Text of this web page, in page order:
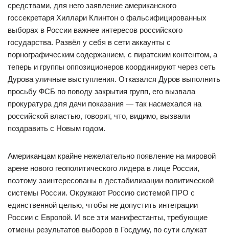
средствами, для него заявление американского
госсекретаря Хиллари Клинтон о фальсифицированных
выборах в России важнее интересов российского
государства. Развёл у себя в сети аккаунты с
порнографическим содержанием, с пиратским контентом, а
теперь и группы оппозиционеров координируют через сеть
Дурова уличные выступления. Отказался Дуров выполнить
просьбу ФСБ по поводу закрытия групп, его вызвала
прокуратура для дачи показания — так насмехался на
российской властью, говорит, что, видимо, вызвали
поздравить с Новым годом.
Американцам крайне нежелательно появление на мировой
арене нового геополитического лидера в лице России,
поэтому заинтересованы в дестабилизации политической
системы России. Окружают Россию системой ПРО с
единственной целью, чтобы не допустить интеграции
России с Европой. И все эти манифестанты, требующие
отмены результатов выборов в Госдуму, по сути служат